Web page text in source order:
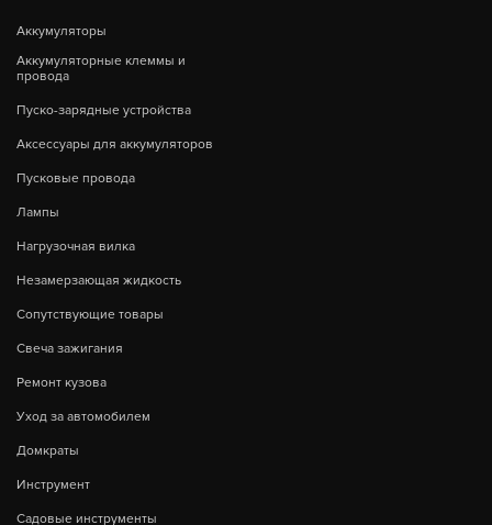
Аккумуляторы
Аккумуляторные клеммы и
провода
Пуско-зарядные устройства
Аксессуары для аккумуляторов
Пусковые провода
Лампы
Нагрузочная вилка
Незамерзающая жидкость
Сопутствующие товары
Свеча зажигания
Ремонт кузова
Уход за автомобилем
Домкраты
Инструмент
Садовые инструменты